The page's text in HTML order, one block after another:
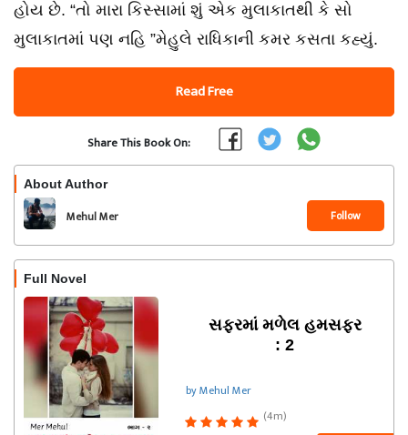
હોય છે. “તો મારા કિસ્સામાં શું એક મુલાકાતથી કે સો
મુલાકાતમાં પણ નહિ ”મેહુલે રાધિકાની કમર કસતા કહ્યું.
Read Free
Share This Book On:
About Author
Mehul Mer Follow
Full Novel
સફરમાં મળેલ હમસફર
: 2
by Mehul Mer
(4m)